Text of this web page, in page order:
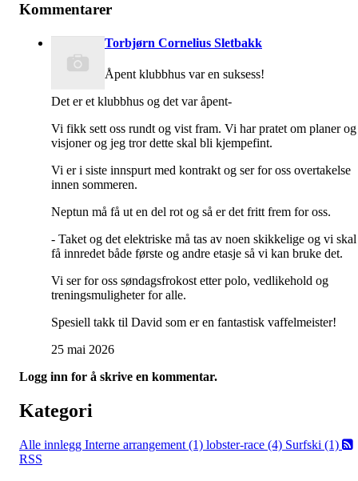
Kommentarer
Torbjørn Cornelius Sletbakk
Åpent klubbhus var en suksess!
Det er et klubbhus og det var åpent-
Vi fikk sett oss rundt og vist fram. Vi har pratet om planer og
visjoner og jeg tror dette skal bli kjempefint.
Vi er i siste innspurt med kontrakt og ser for oss overtakelse
innen sommeren.
Neptun må få ut en del rot og så er det fritt frem for oss.
- Taket og det elektriske må tas av noen skikkelige og vi skal
få innredet både første og andre etasje så vi kan bruke det.
Vi ser for oss søndagsfrokost etter polo, vedlikehold og
treningsmuligheter for alle.
Spesiell takk til David som er en fantastisk vaffelmeister!
25 mai 2026
Logg inn for å skrive en kommentar.
Kategori
Alle innlegg Interne arrangement (1) lobster-race (4) Surfski (1)
RSS